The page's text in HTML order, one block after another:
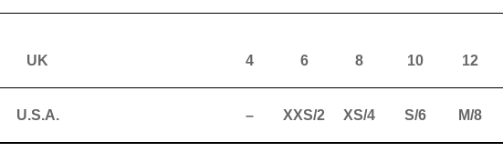
UK 4 6 8 10 12
U.S.A. – XXS/2 XS/4 S/6 M/8